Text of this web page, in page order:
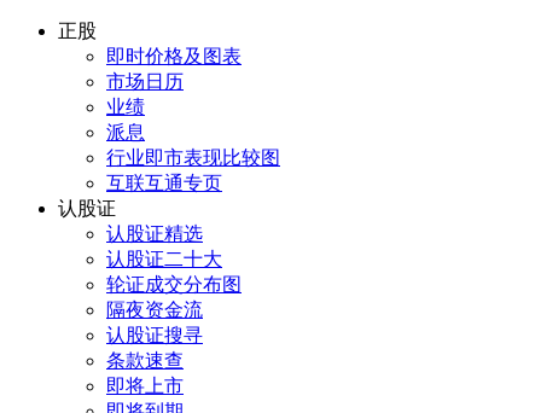
正股
即时价格及图表
市场日历
业绩
派息
行业即市表现比较图
互联互通专页
认股证
认股证精选
认股证二十大
轮证成交分布图
隔夜资金流
认股证搜寻
条款速查
即将上市